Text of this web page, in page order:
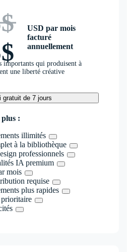
USD par mois
facturé
annuellement
importants qui produisent à
une liberté créative
gratuit de 7 jours
:
illimités
à la bibliothèque
professionnels
IA premium
mois
requise
plus rapides
prioritaire